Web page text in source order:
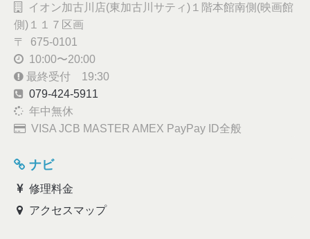
イオン加古川店(東加古川サティ)１階本館南側(映画館
側)１１７区画
〒 675-0101
10:00〜20:00
最終受付 19:30
079-424-5911
年中無休
VISA JCB MASTER AMEX PayPay ID全般
ナビ
修理料金
アクセスマップ